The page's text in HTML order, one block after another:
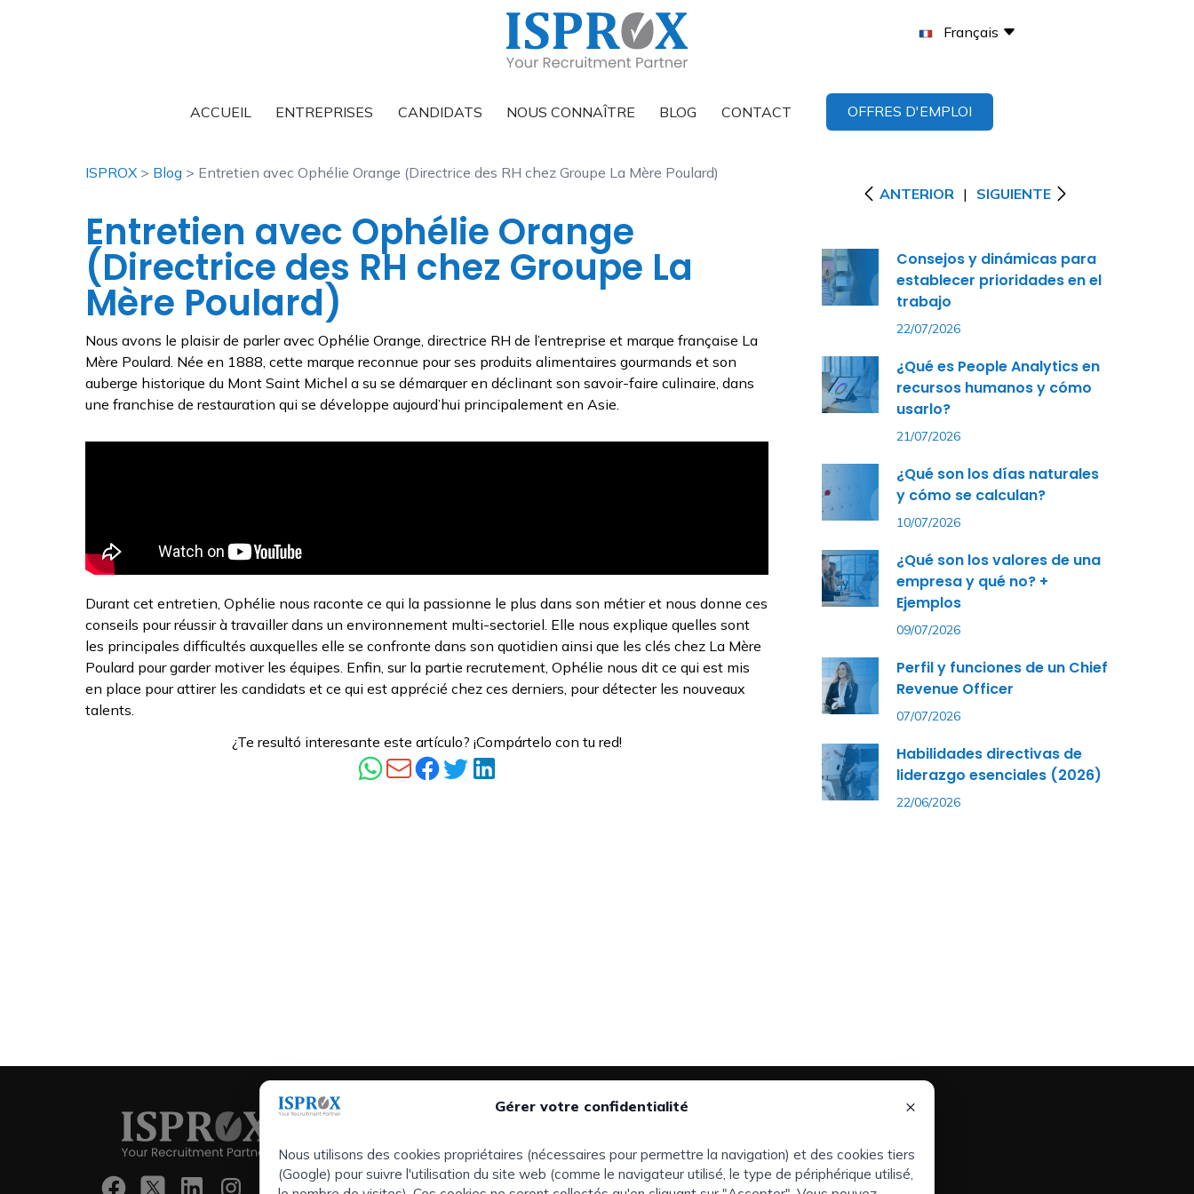
Français
ACCUEIL ENTREPRISES CANDIDATS NOUS CONNAÎTRE BLOG CONTACT OFFRES D'EMPLOI
ISPROX > Blog > Entretien avec Ophélie Orange (Directrice des RH chez Groupe La Mère Poulard)
Entretien avec Ophélie Orange
(Directrice des RH chez Groupe La
Mère Poulard)
Nous avons le plaisir de parler avec Ophélie Orange, directrice RH de l’entreprise et marque française La
Mère Poulard. Née en 1888, cette marque reconnue pour ses produits alimentaires gourmands et son
auberge historique du Mont Saint Michel a su se démarquer en déclinant son savoir-faire culinaire, dans
une franchise de restauration qui se développe aujourd’hui principalement en Asie.
Durant cet entretien, Ophélie nous raconte ce qui la passionne le plus dans son métier et nous donne ces
conseils pour réussir à travailler dans un environnement multi-sectoriel. Elle nous explique quelles sont
les principales difficultés auxquelles elle se confronte dans son quotidien ainsi que les clés chez La Mère
Poulard pour garder motiver les équipes. Enfin, sur la partie recrutement, Ophélie nous dit ce qui est mis
en place pour attirer les candidats et ce qui est apprécié chez ces derniers, pour détecter les nouveaux
talents.
¿Te resultó interesante este artículo? ¡Compártelo con tu red!
ANTERIOR | SIGUIENTE
Consejos y dinámicas para
establecer prioridades en el
trabajo
22/07/2026
¿Qué es People Analytics en
recursos humanos y cómo
usarlo?
21/07/2026
¿Qué son los días naturales
y cómo se calculan?
10/07/2026
¿Qué son los valores de una
empresa y qué no? +
Ejemplos
09/07/2026
Perfil y funciones de un Chief
Revenue Officer
07/07/2026
Habilidades directivas de
liderazgo esenciales (2026)
22/06/2026
Gérer votre confidentialité ×
Nous utilisons des cookies propriétaires (nécessaires pour permettre la navigation) et des cookies tiers
(Google) pour suivre l'utilisation du site web (comme le navigateur utilisé, le type de périphérique utilisé,
Prestations de
service:
Entreprises
Executive Search |
Vous avez du talent et
cherchez un nouveau
défi ?
+34 973 982 566
confidentialité
Cookies